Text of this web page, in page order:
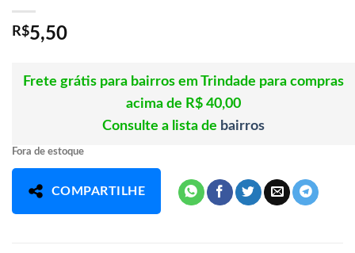
R$5,50
Frete grátis para bairros em Trindade para compras
acima de R$ 40,00
Consulte a lista de bairros
Fora de estoque
COMPARTILHE